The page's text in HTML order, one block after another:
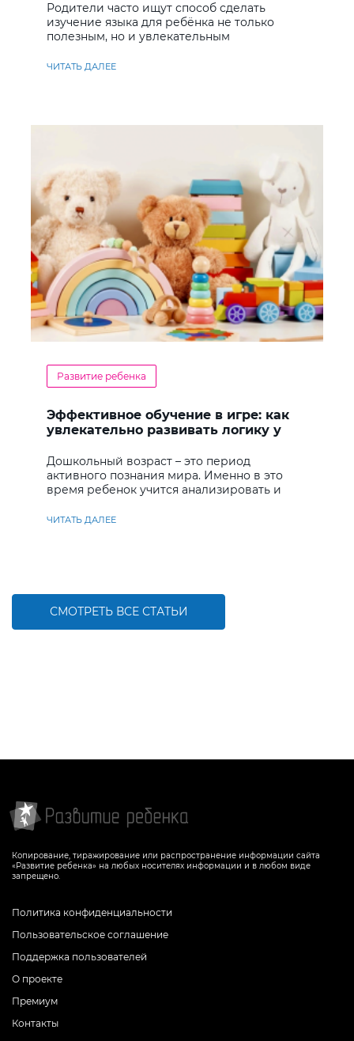
Родители часто ищут способ сделать
изучение языка для ребёнка не только
полезным, но и увлекательным
ЧИТАТЬ ДАЛЕЕ
Развитие ребенка
Эффективное обучение в игре: как
увлекательно развивать логику у
Дошкольный возраст – это период
активного познания мира. Именно в это
время ребенок учится анализировать и
ЧИТАТЬ ДАЛЕЕ
СМОТРЕТЬ ВСЕ СТАТЬИ
Копирование, тиражирование или распространение информации сайта
«Развитие ребенка» на любых носителях информации и в любом виде
запрещено.
Политика конфиденциальности
Пользовательское соглашение
Поддержка пользователей
О проекте
Премиум
Контакты